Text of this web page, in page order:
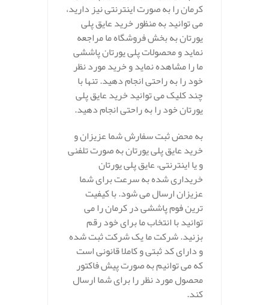
کرمان را به صورت اینترنتی نیز دارید،
می توانید به منظور خرید عایق پلی
یورتان به بخش فروشگاه ما مراجعه
نماید و محصولات پلی یورتان پاششی
ما را مشاهده نماید و خرید مورد نظر
خود را به راحتی انجام دهید. تنها با
چند کلیک می توانید خرید عایق پلی
یورتان خود را به راحتی انجام دهید.
به محض ثبت سفارش شما عزیزان و
خرید عایق پلی یورتان به صورت تلفنی
و یا اینترنتی، عایق پلی یورتان
خریداری شده به سرعت برای شما
عزیزان ارسال می شود. با کیفیت
ترین فوم پاششی در کرمان را می
توانید با انتخاب ما برای خود رقم
بزنید. شرکت ما یک شرکت ثبت شده
و دارای کد ثبتی و کاملا قانونی است
که می توانیم به صورت پیش فاکتور
محصول مورد نظر را برای شما ارسال
کند.